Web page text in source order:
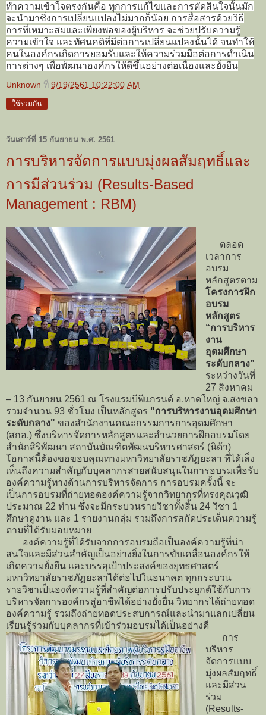
ทำความเข้าใจตรงกันคือ ทุกการแก้ไขและการตัดสินใจนั้นมัก
จะนำมาซึ่งการเปลี่ยนแปลงไม่มากก็น้อย การสื่อสารด้วยวิธี
การที่เหมาะสมและเพียงพอของผู้บริหาร จะช่วยปรับความรู้
ความเข้าใจ และทัศนคติที่มีต่อการเปลี่ยนแปลงนั้นได้ จนทำให้
คนในองค์กรเกิดการยอมรับและให้ความร่วมมือต่อการดำเนิน
การต่างๆ เพื่อพัฒนาองค์กรให้ดีขึ้นอย่างต่อเนื่องและยั่งยืน
Unknown ที่ 9/19/2561 10:22:00 AM
ใช้ร่วมกัน
วันเสาร์ที่ 15 กันยายน พ.ศ. 2561
การบริหารจัดการแบบมุ่งผลสัมฤทธิ์และ
การมีส่วนร่วม (Results-Based
Management : RBM)
ตลอด
เวลาการ
อบรม
หลักสูตรตาม
โครงการฝึก
อบรม
หลักสูตร
“การบริหาร
งาน
อุดมศึกษา
ระดับกลาง”
ระหว่างวันที่
27 สิงหาคม
– 13 กันยายน 2561 ณ โรงแรมบีพีแกรนด์ อ.หาดใหญ่ จ.สงขลา
รวมจำนวน 93 ชั่วโมง เป็นหลักสูตร "การบริหารงานอุดมศึกษา
ระดับกลาง" ของสำนักงานคณะกรรมการการอุดมศึกษา
(สกอ.) ซึ่งบริหารจัดการหลักสูตรและอำนวยการฝึกอบรมโดย
สำนักสิริพัฒนา สถาบันบัณฑิตพัฒนบริหารศาสตร์ (นิด้า)
โอกาสนี้ต้องขอขอบคุณทางมหาวิทยาลัยราชภัฏยะลา ที่ได้เล็ง
เห็นถึงความสำคัญกับบุคลากรสายสนับสนุนในการอบรมเพื่อรับ
องค์ความรู้ทางด้านการบริหารจัดการ การอบรมครั้งนี้ จะ
เป็นการอบรมที่ถ่ายทอดองค์ความรู้จากวิทยากรที่ทรงคุณวุฒิ
ประมาณ 22 ท่าน ซึ่งจะมีกระบวนรายวิชาทั้งสิ้น 24 วิชา 1
ศึกษาดูงาน และ 1 รายงานกลุ่ม รวมถึงการสกัดประเด็นความรู้
ตามที่ได้รับมอบหมาย
องค์ความรู้ที่ได้รับจากการอบรมถือเป็นองค์ความรู้ที่น่า
สนใจและมีส่วนสำคัญเป็นอย่างยิ่งในการขับเคลื่อนองค์กรให้
เกิดความยั่งยืน และบรรลุเป้าประสงค์ของยุทธศาสตร์
มหาวิทยาลัยราชภัฏยะลาได้ต่อไปในอนาคต ทุกกระบวน
รายวิชาเป็นองค์ความรู้ที่สำคัญต่อการปรับประยุกต์ใช้กับการ
บริหารจัดการองค์กรสู่อาชีพได้อย่างยั่งยื่น วิทยากรได้ถ่ายทอด
องค์ความรู้ รวมถึงถ่ายทอดประสบการณ์และนำมาแลกเปลี่ยน
เรียนรู้ร่วมกับบุคลากรที่เข้าร่วมอบรมได้เป็นอย่างดี
การ
บริหาร
จัดการแบบ
มุ่งผลสัมฤทธิ์
และมีส่วน
ร่วม
(Results-